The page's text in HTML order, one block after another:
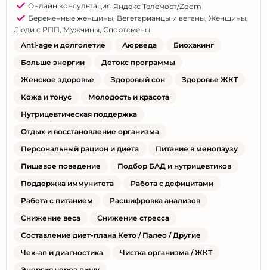
Онлайн консультация Яндекс Телемост/Zoom
Беременные женщины, Вегетарианцы и веганы, Женщины,
Люди с РПП, Мужчины, Спортсмены
Anti-age и долголетие
Аюрведа
Биохакинг
Больше энергии
Детокс программы
Женское здоровье
Здоровый сон
Здоровье ЖКТ
Кожа и тонус
Молодость и красота
Нутрицевтическая поддержка
Отдых и восстановление организма
Персональный рацион и диета
Питание в менопаузу
Пищевое поведение
Подбор БАД и нутрицевтиков
Поддержка иммунитета
Работа с дефицитами
Работа с питанием
Расшифровка анализов
Снижение веса
Снижение стресса
Составление диет-плана Кето / Палео / Другие
Чек-ап и диагностика
Чистка организма / ЖКТ